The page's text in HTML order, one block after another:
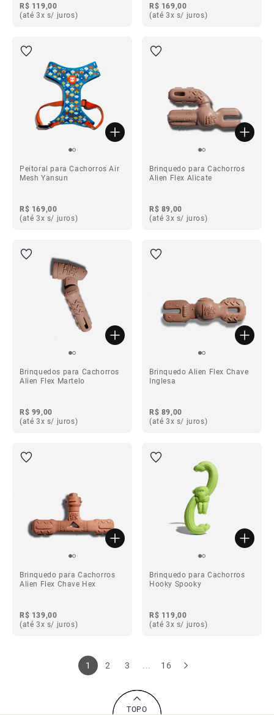
R$ 119,00
(até 3x s/ juros)
R$ 169,00
(até 3x s/ juros)
Peitoral para Cachorros Air
Mesh Yansun
R$ 169,00
(até 3x s/ juros)
Brinquedo para Cachorros
Alien Flex Alicate
R$ 89,00
(até 3x s/ juros)
Brinquedos para Cachorros
Alien Flex Martelo
R$ 99,00
(até 3x s/ juros)
Brinquedo Alien Flex Chave
Inglesa
R$ 89,00
(até 3x s/ juros)
Brinquedo para Cachorros
Alien Flex Chave Hex
R$ 139,00
(até 3x s/ juros)
Brinquedo para Cachorros
Hooky Spooky
R$ 119,00
(até 3x s/ juros)
1 2 3 ... 16
TOPO